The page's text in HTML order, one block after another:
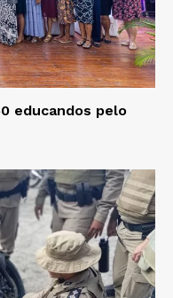
educandos pelo